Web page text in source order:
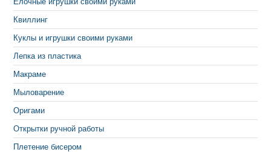
Квиллинг
Куклы и игрушки своими руками
Лепка из пластика
Макраме
Мыловарение
Оригами
Открытки ручной работы
Плетение бисером